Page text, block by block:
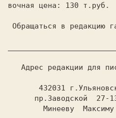
вочная цена: 130 т.руб.